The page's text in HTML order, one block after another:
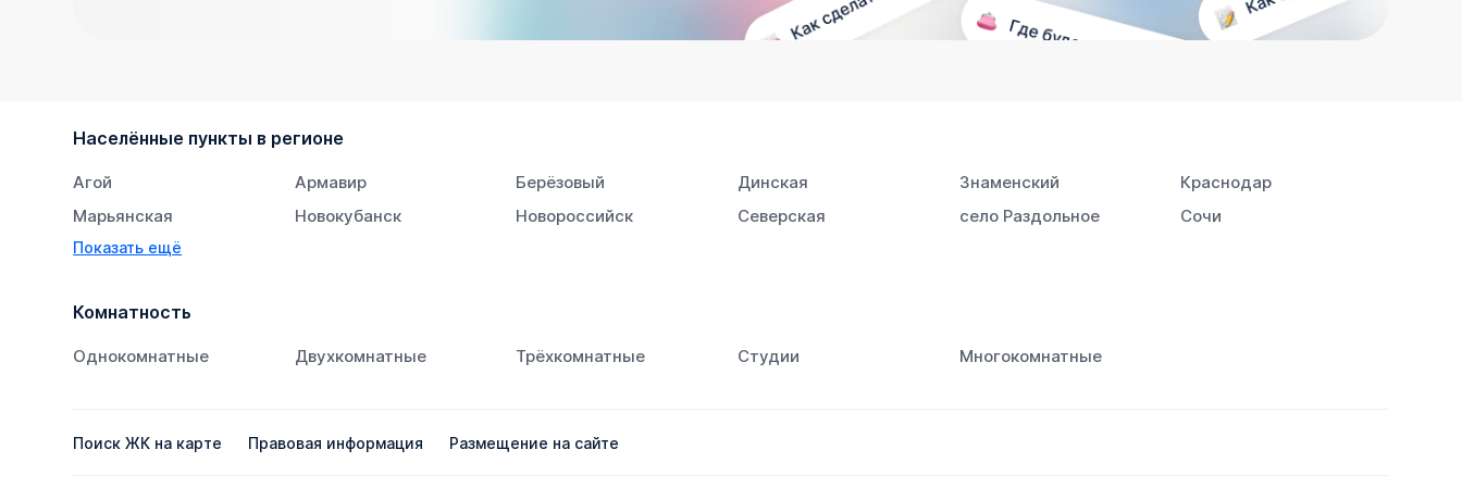
Населённые пункты в регионе
Агой Армавир Берёзовый Динская Знаменский
Краснодар
Марьянская
Новокубанск Новороссийск Северская село Раздольное
Сочи
Супсех
Показать ещё
Комнатность
Однокомнатные Двухкомнатные Трёхкомнатные Студии Многокомнатные
Поиск ЖК на карте Правовая информация Размещение на сайте